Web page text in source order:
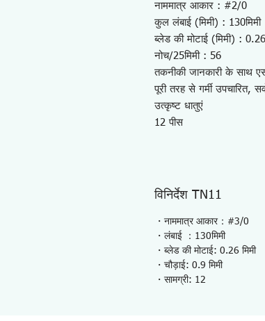
नाममात्र आकार : #2/0
कुल लंबाई (मिमी) : 130मिमी
ब्लेड की मोटाई (मिमी) : 0.26
नोच/25मिमी : 56
तकनीकी जानकारी के साथ
पूरी तरह से गर्मी उपचारित,
उत्कृष्ट धातुएं
12 पीस
विनिर्देश TN11
・नाममात्र आकार：#3/0
・लंबाई ：130मिमी
・ब्लेड की मोटाई: 0.26 मिमी
・चौड़ाई: 0.9 मिमी
・सामग्री: 12